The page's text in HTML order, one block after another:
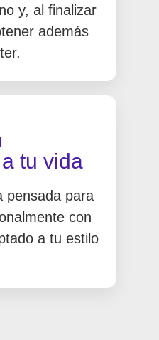
y, al finalizar
además
tu vida
pensada para
con
a tu estilo